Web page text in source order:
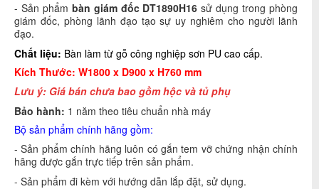
- Sản phẩm bàn giám đốc DT1890H16 sử dụng trong phòng
giám đốc, phòng lãnh đạo tạo sự uy nghiêm cho người lãnh
đạo.
Chất liệu: Bàn làm từ gỗ công nghiệp sơn PU cao cấp.
Kích Thước: W1800 x D900 x H760 mm
Lưu ý: Giá bán chưa bao gồm hộc và tủ phụ
Bảo hành: 1 năm theo tiêu chuẩn nhà máy
Bộ sản phẩm chính hãng gồm:
- Sản phẩm chính hãng luôn có gắn tem vỡ chứng nhận chính
hãng được gắn trực tiếp trên sản phẩm.
- Sản phẩm đi kèm với hướng dẫn lắp đặt, sử dụng.